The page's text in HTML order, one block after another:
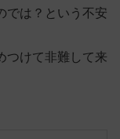
では？という不安
つけて非難して来